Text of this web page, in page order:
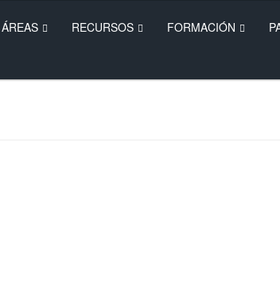
ÁREAS RECURSOS FORMACIÓN